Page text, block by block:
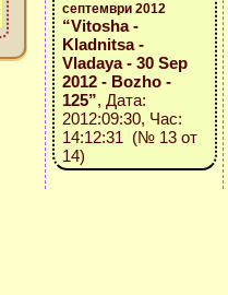
септември 2012
“Vitosha -
Kladnitsa -
Vladaya - 30 Sep
2012 - Bozho -
125”, Дата:
2012:09:30, Час:
14:12:31 (№ 13 от
14)